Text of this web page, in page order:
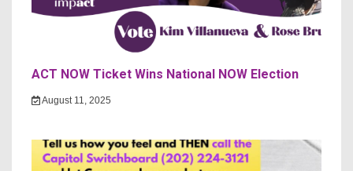
ACT NOW Ticket Wins National NOW Election
August 11, 2025